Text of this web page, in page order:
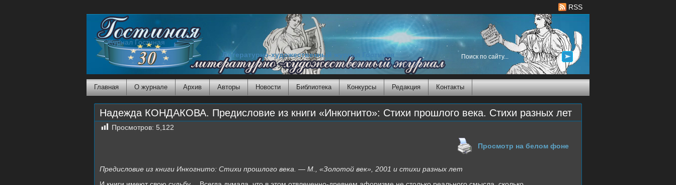
RSS
Журнал Гостиная
Литературно-художественный журнал Гостиная
Главная О журнале Архив Авторы Новости Библиотека Конкурсы Редакция Контакты
Надежда КОНДАКОВА. Предисловие из книги «Инкогнито»: Стихи прошлого века. Стихи разных лет
Просмотров: 5,122
Просмотр на белом фоне
Предисловие из книги Инкогнито: Стихи прошлого века. — М., «Золотой век», 2001 и стихи разных лет